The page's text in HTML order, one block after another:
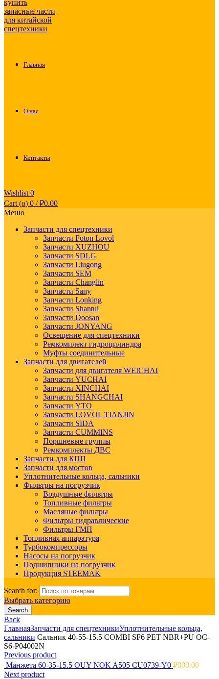
Главная
О нас
Контакты
Wishlist 0
Cart (o) 0 / ₽0.00
Меню
Запчасти для спецтехники
Запчасти Foton Lovol
Запчасти XUZHOU
Запчасти SDLG
Запчасти Liugong
Запчасти SEM
Запчасти Changlin
Запчасти Sany
Запчасти Lonking
Запчасти Shantui
Запчасти Doosan
Запчасти JONYANG
Освещение для спецтехники
Ремкомплект гидроцилиндра
Муфты соединительные
Запчасти для двигателей
Запчасти для двигателя WEICHAI
Запчасти YUCHAI
Запчасти XINCHAI
Запчасти SHANGCHAI
Запчасти YTO
Запчасти LOVOL TIANJIN
Запчасти SIDA
Запчасти CUMMINS
Поршневые группы
Ремкомплекты ДВС
Запчасти для КПП
Запчасти для мостов
Уплотнительные кольца, сальники
Фильтры на погрузчик
Воздушные фильтры
Топливные фильтры
Масляные фильтры
Фильтры гидравлические
Фильтры ГМП
Топливная аппаратура
Турбокомпрессоры
Насосы на погрузчик
Подшипники на погрузчик
Продукция STEEMAK
Search for:
Выбрать категорию
Search
Back
ГлавнаяЗапчасти для спецтехникиУплотнительные кольца,
сальники Сальник 40-55-15.5 COMBI SF6 PET NBR+PU OC-
S6-P04002N
Previous product
Манжета 60-35-15.5 OUY NOK A505 CU0739-Y0 ₽800.00
Next product